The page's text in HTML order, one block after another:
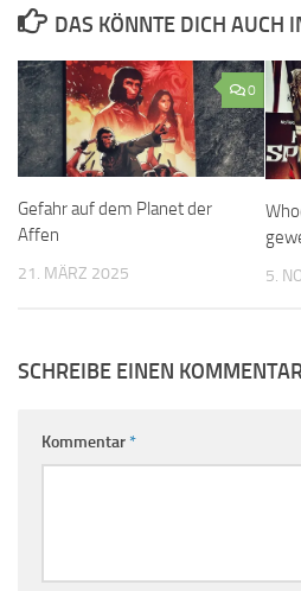
DAS KÖNNTE DICH AUCH
0
Gefahr auf dem Planet der
Affen
21. MÄRZ 2025 5.
SCHREIBE EINEN
Kommentar*